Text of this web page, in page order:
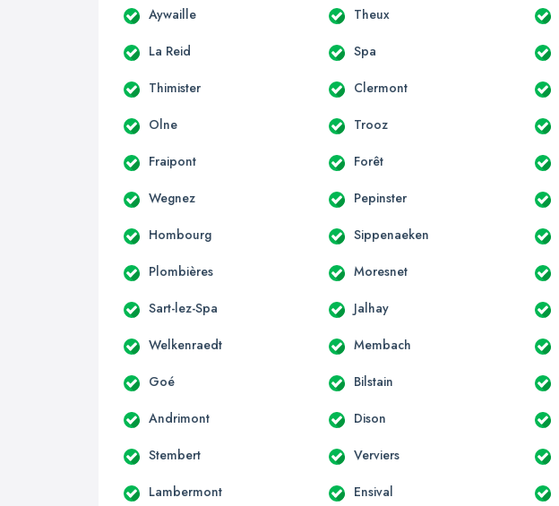
Aywaille Theux
La Reid Spa
Thimister Clermont
Olne Trooz
Fraipont Forêt
Wegnez Pepinster
Hombourg Sippenaeken
Plombières Moresnet
Sart-lez-Spa Jalhay
Welkenraedt Membach
Goé Bilstain
Andrimont Dison
Stembert Verviers
Lambermont Ensival